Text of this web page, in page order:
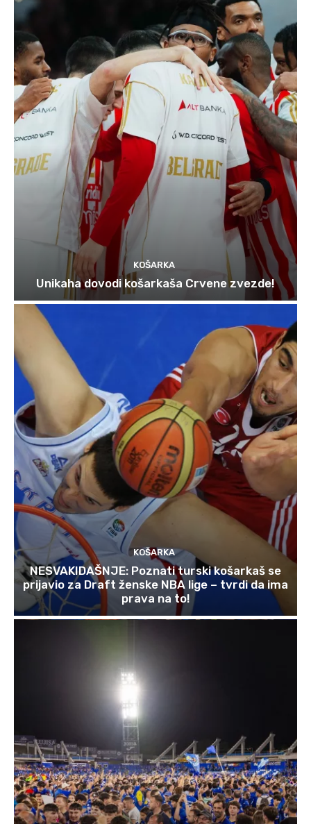
KOŠARKA
Unikaha dovodi košarkaša Crvene zvezde!
KOŠARKA
NESVAKIDAŠNJE: Poznati turski košarkaš se
prijavio za Draft ženske NBA lige – tvrdi da ima
prava na to!